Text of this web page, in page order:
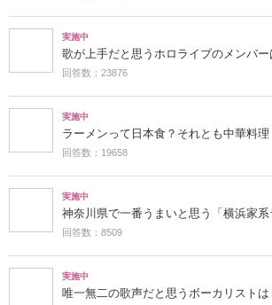
アンケート
実施中
声が好きな「日本のボーカリスト」は？
回答数：49515
実施中
歌が上手だと思うホロライブのメンバー
回答数：23876
実施中
ラーメンって日本食？それとも中華料理